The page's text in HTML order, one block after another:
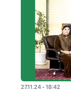
27.11.24 - 18:42